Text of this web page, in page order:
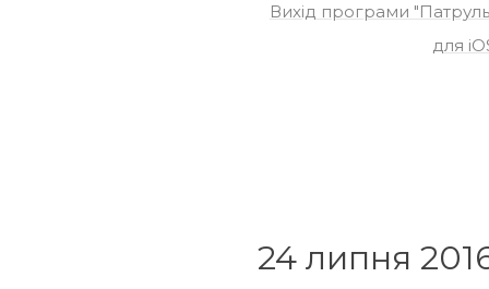
Вихід програми
для
24 липня